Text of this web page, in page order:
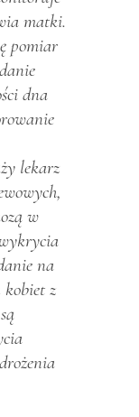
matki.
pomiar
dna
lekarz
w
na
kobiet z